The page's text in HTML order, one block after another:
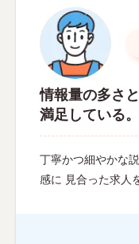
情報量の多さ
満足している。
丁寧かつ細やかな
感に 見合った求人